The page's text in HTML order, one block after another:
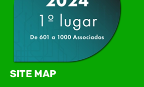
SITE MAP